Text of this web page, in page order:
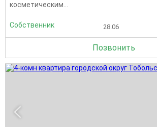
косметическим...
Собственник 28.06
Позвонить